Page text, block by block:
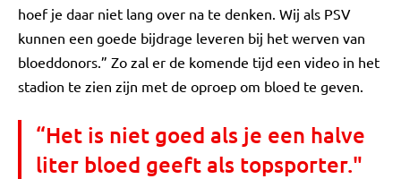
hoef je daar niet lang over na te denken. Wij als PSV
kunnen een goede bijdrage leveren bij het werven van
bloeddonors.” Zo zal er de komende tijd een video in het
stadion te zien zijn met de oproep om bloed te geven.
“Het is niet goed als je een halve
liter bloed geeft als topsporter."